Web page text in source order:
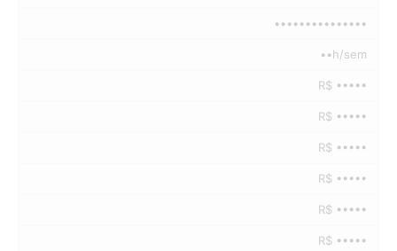
•••••••••••••••
••h/sem
R$ •••••
R$ •••••
R$ •••••
R$ •••••
R$ •••••
R$ •••••